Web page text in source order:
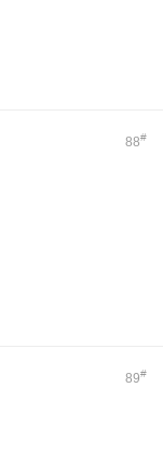
88#
89#